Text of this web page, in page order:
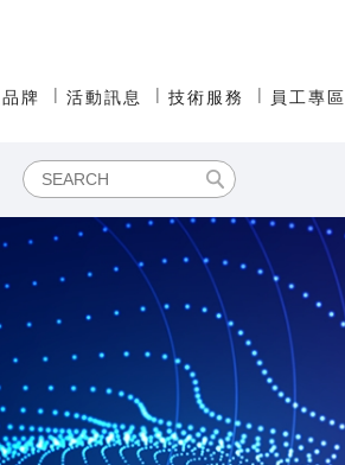
牌 活動訊息 技術服務 員工專區